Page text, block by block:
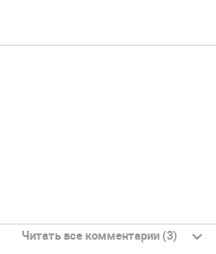
Читать все комментарии (3)